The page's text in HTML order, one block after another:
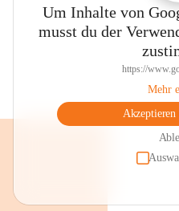
Um Inhalte von
musst du der
https://
Mehr
Akzeptieren